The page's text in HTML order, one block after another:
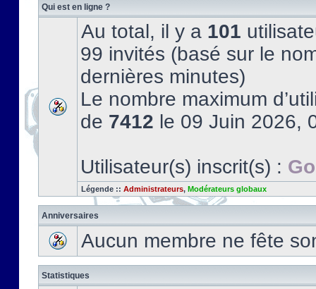
Qui est en ligne ?
Au total, il y a 101
99 invités (basé sur le
dernières minutes)
Le nombre maximum
de 7412 le 09 Juin 2026,
Utilisateur(s) inscrit(s) :
Légende :: Administrateurs, Modérateurs globaux
Anniversaires
Aucun membre ne fête
Statistiques